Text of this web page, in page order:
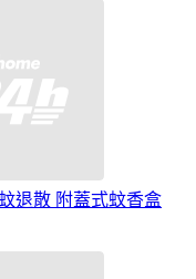
退散 附蓋式蚊香盒